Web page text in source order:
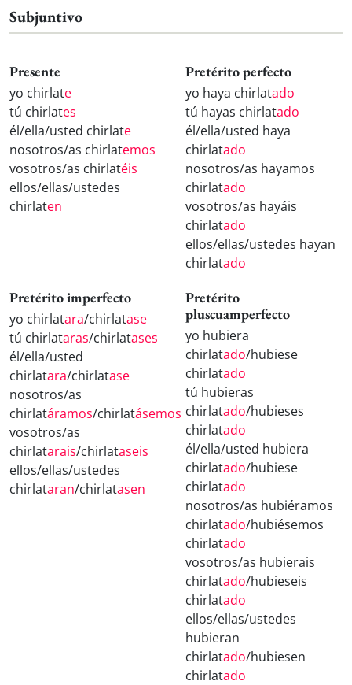
Subjuntivo
Presente
yo chirlate
tú chirlates
él/ella/usted chirlate
nosotros/as chirlatemos
vosotros/as chirlatéis
ellos/ellas/ustedes
chirlaten
Pretérito perfecto
yo haya chirlatado
tú hayas chirlatado
él/ella/usted haya
chirlatado
nosotros/as hayamos
chirlatado
vosotros/as hayáis
chirlatado
ellos/ellas/ustedes hayan
chirlatado
Pretérito imperfecto
yo chirlatara/chirlatase
tú chirlataras/chirlatases
él/ella/usted
chirlatara/chirlatase
nosotros/as
chirlatáramos/chirlatásemos
vosotros/as
chirlatarais/chirlataseis
ellos/ellas/ustedes
chirlataran/chirlatasen
Pretérito
pluscuamperfecto
yo hubiera
chirlatado/hubiese
chirlatado
tú hubieras
chirlatado/hubieses
chirlatado
él/ella/usted hubiera
chirlatado/hubiese
chirlatado
nosotros/as hubiéramos
chirlatado/hubiésemos
chirlatado
vosotros/as hubierais
chirlatado/hubieseis
chirlatado
ellos/ellas/ustedes
hubieran
chirlatado/hubiesen
chirlatado